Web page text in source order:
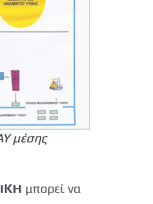
μέσης
μπορεί να